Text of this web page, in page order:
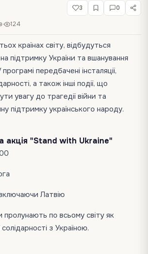
124
3 0
країнах світу, відбудуться
підтримку України та вшанування
передбачені інсталяції,
а також інші події, що
увагу до трагедії війни та
підтримку українського народу.
"Stand with Ukraine"
Латвію
по всьому світу як
з Україною.